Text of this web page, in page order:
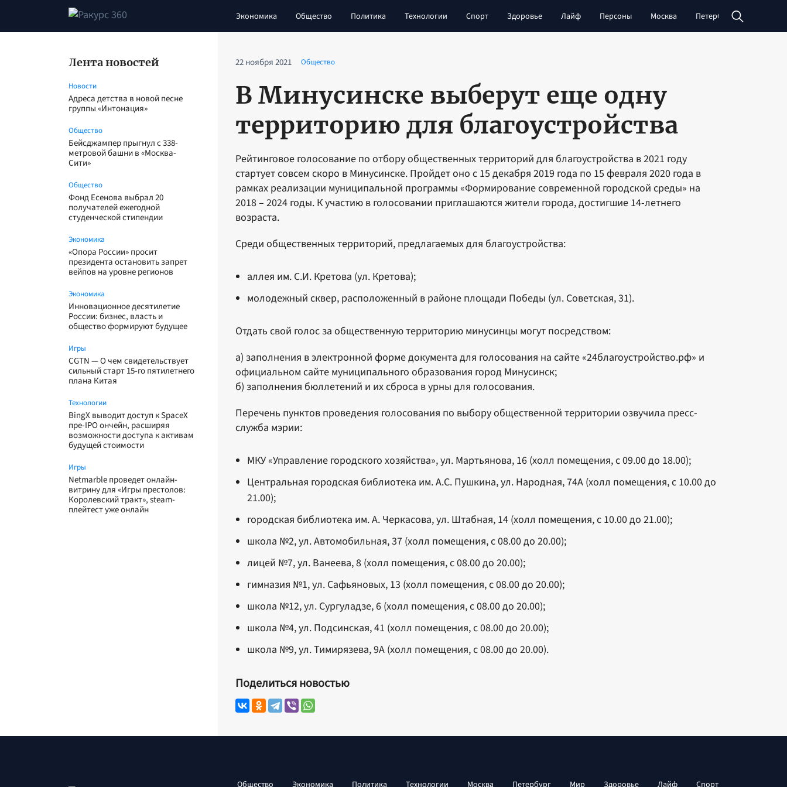
Экономика Общество Политика Технологии Спорт Здоровье Лайф Персоны Москва Петербург
Лента новостей
Новости
Адреса детства в новой песне
группы «Интонация»
Общество
Бейсджампер прыгнул с 338-
метровой башни в «Москва-
Сити»
Общество
Фонд Есенова выбрал 20
получателей ежегодной
студенческой стипендии
Экономика
«Опора России» просит
президента остановить запрет
вейпов на уровне регионов
Экономика
Инновационное десятилетие
России: бизнес, власть и
общество формируют будущее
Игры
CGTN — О чем свидетельствует
сильный старт 15-го пятилетнего
плана Китая
Технологии
BingX выводит доступ к SpaceX
пре-IPO ончейн, расширяя
возможности доступа к активам
будущей стоимости
Игры
Netmarble проведет онлайн-
витрину для «Игры престолов:
Королевский тракт», steam-
плейтест уже онлайн
22 ноября 2021 Общество
В Минусинске выберут еще одну
территорию для благоустройства
Рейтинговое голосование по отбору общественных территорий для благоустройства в 2021 году
стартует совсем скоро в Минусинске. Пройдет оно с 15 декабря 2019 года по 15 февраля 2020 года в
рамках реализации муниципальной программы «Формирование современной городской среды» на
2018 – 2024 годы. К участию в голосовании приглашаются жители города, достигшие 14-летнего
возраста.
Среди общественных территорий, предлагаемых для благоустройства:
аллея им. С.И. Кретова (ул. Кретова);
молодежный сквер, расположенный в районе площади Победы (ул. Советская, 31).
Отдать свой голос за общественную территорию минусинцы могут посредством:
а) заполнения в электронной форме документа для голосования на сайте «24благоустройство.рф» и
официальном сайте муниципального образования город Минусинск;
б) заполнения бюллетений и их сброса в урны для голосования.
Перечень пунктов проведения голосования по выбору общественной территории озвучила пресс-
служба мэрии:
МКУ «Управление городского хозяйства», ул. Мартьянова, 16 (холл помещения, с 09.00 до 18.00);
Центральная городская библиотека им. А.С. Пушкина, ул. Народная, 74А (холл помещения, с 10.00 до
21.00);
городская библиотека им. А. Черкасова, ул. Штабная, 14 (холл помещения, с 10.00 до 21.00);
школа №2, ул. Автомобильная, 37 (холл помещения, с 08.00 до 20.00);
лицей №7, ул. Ванеева, 8 (холл помещения, с 08.00 до 20.00);
гимназия №1, ул. Сафьяновых, 13 (холл помещения, с 08.00 до 20.00);
школа №12, ул. Сургуладзе, 6 (холл помещения, с 08.00 до 20.00);
школа №4, ул. Подсинская, 41 (холл помещения, с 08.00 до 20.00);
школа №9, ул. Тимирязева, 9А (холл помещения, с 08.00 до 20.00).
Поделиться новостью
Общество Экономика Политика Технологии Москва Петербург Мир Здоровье Лайф Спорт